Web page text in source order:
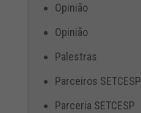
Opinião
Opinião
Palestras
Parceiros SETCESP
Parceria SETCESP